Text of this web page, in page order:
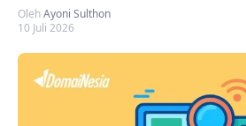
OlehAyoni Sulthon
10 Juli 2026